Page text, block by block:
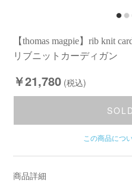
【thomas magpie】rib knit
リブニットカーディガン
￥21,780 (税込)
この商品につ
商品詳細